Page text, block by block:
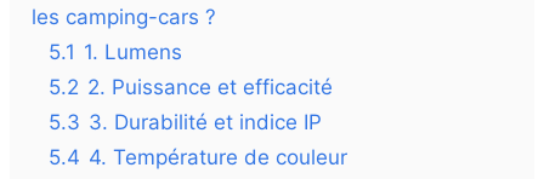
les camping-cars ?
5.1 1. Lumens
5.2 2. Puissance et efficacité
5.3 3. Durabilité et indice IP
5.4 4. Température de couleur